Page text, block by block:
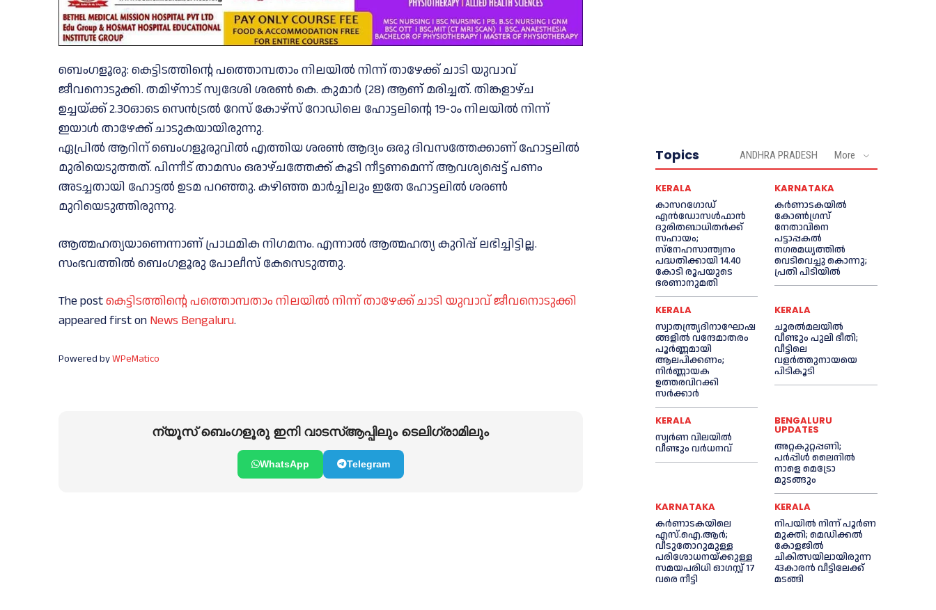
ബെംഗളൂരു: കെട്ടിടത്തിന്റെ പത്തൊമ്പതാം നിലയിൽ നിന്ന് താഴേക്ക് ചാടി യുവാവ്
ജീവനൊടുക്കി. തമിഴ്നാട് സ്വദേശി ശരൺ കെ. കുമാർ (28) ആണ് മരിച്ചത്. തിങ്കളാഴ്ച
ഉച്ചയ്ക്ക് 2.30ഓടെ സെൻട്രൽ റേസ് കോഴ്‌സ് റോഡിലെ ഹോട്ടലിൻ്റെ 19-ാം നിലയിൽ നിന്ന്
ഇയാൾ താഴേക്ക് ചാടുകയായിരുന്നു.
ഏപ്രിൽ ആറിന് ബെംഗളൂരുവിൽ എത്തിയ ശരൺ ആദ്യം ഒരു ദിവസത്തേക്കാണ് ഹോട്ടലിൽ
മുരിയെടുത്തത്. പിന്നീട് താമസം ഒരാഴ്ചത്തേക്ക് കൂടി നീട്ടണമെന്ന് ആവശ്യപ്പെട്ട് പണം
അടച്ചതായി ഹോട്ടൽ ഉടമ പറഞ്ഞു. കഴിഞ്ഞ മാർച്ചിലും ഇതേ ഹോട്ടലിൽ ശരൺ
മുറിയെടുത്തിരുന്നു.
ആത്മഹത്യയാണെന്നാണ് പ്രാഥമിക നിഗമനം. എന്നാൽ ആത്മഹത്യ കുറിപ്പ് ലഭിച്ചിട്ടില്ല.
സംഭവത്തിൽ ബെംഗളൂരു പോലീസ് കേസെടുത്തു.
The postകെട്ടിടത്തിന്റെ പത്തൊമ്പതാം നിലയിൽ നിന്ന് താഴേക്ക് ചാടി യുവാവ് ജീവനൊടുക്കി
appeared first on News Bengaluru.
Powered byWPeMatico
ന്യൂസ് ബെംഗളൂരു ഇനി വാടസ്ആപ്പിലും ടെലിഗ്രാമിലും
WhatsApp Telegram
Topics ANDHRA PRADESH More
KERALA
കാസറഗോഡ്
എന്‍ഡോസള്‍ഫാന്‍
ദുരിതബാധിതര്‍ക്ക്
സഹായം;
സ്‌നേഹസാന്ത്വനം
പദ്ധതിക്കായി 14.40
കോടി രൂപയുടെ
ഭരണാനുമതി
KARNATAKA
കർണാടകയിൽ
കോണ്‍ഗ്രസ്
നേതാവിനെ
പട്ടാപ്പകല്‍
നഗരമധ്യത്തില്‍
വെടിവെച്ചു കൊന്നു;
പ്രതി പിടിയില്‍
KERALA
സ്വാതന്ത്ര്യദിനാഘോഷ
ങ്ങളില്‍ വന്ദേമാതരം
പൂര്‍ണ്ണമായി
ആലപിക്കണം;
നിര്‍ണ്ണായക
ഉത്തരവിറക്കി
സര്‍ക്കാര്‍
KERALA
ചൂരല്‍മലയില്‍
വീണ്ടും പുലി ഭീതി;
വീട്ടിലെ
വളര്‍ത്തുനായയെ
പിടികൂടി
KERALA
സ്വർണ വിലയില്‍
വീണ്ടും വർധനവ്
BENGALURU
UPDATES
അറ്റകുറ്റപ്പണി;
പർപ്പിൾ ലൈനില്‍
നാളെ മെട്രോ
മുടങ്ങും
KARNATAKA
കർണാടകയിലെ
എസ്.ഐ.ആർ;
വീടുതോറുമുള്ള
പരിശോധനയ്ക്കുള്ള
സമയപരിധി ഓഗസ്റ്റ് 17
വരെ നീട്ടി
KERALA
നിപയില്‍ നിന്ന് പൂര്‍ണ
മുക്തി; മെഡിക്കല്‍
കോളജില്‍
ചികിത്സയിലായിരുന്ന
43കാരന്‍ വീട്ടിലേക്ക്
മടങ്ങി